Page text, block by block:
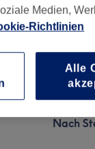
Nach
Medien,
Richtlinien
Alle